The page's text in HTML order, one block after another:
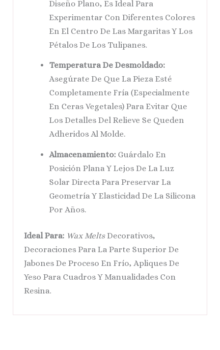
Diseño Plano, Es Ideal Para
Experimentar Con Diferentes Colores
En El Centro De Las Margaritas Y Los
Pétalos De Los Tulipanes.
Temperatura De Desmoldado:
Asegúrate De Que La Pieza Esté
Completamente Fría (especialmente
En Ceras Vegetales) Para Evitar Que
Los Detalles Del Relieve Se Queden
Adheridos Al Molde.
Almacenamiento: Guárdalo En
Posición Plana Y Lejos De La Luz
Solar Directa Para Preservar La
Geometría Y Elasticidad De La Silicona
Por Años.
Ideal Para: Wax Melts Decorativos,
Decoraciones Para La Parte Superior De
Jabones De Proceso En Frío, Apliques De
Yeso Para Cuadros Y Manualidades Con
Resina.